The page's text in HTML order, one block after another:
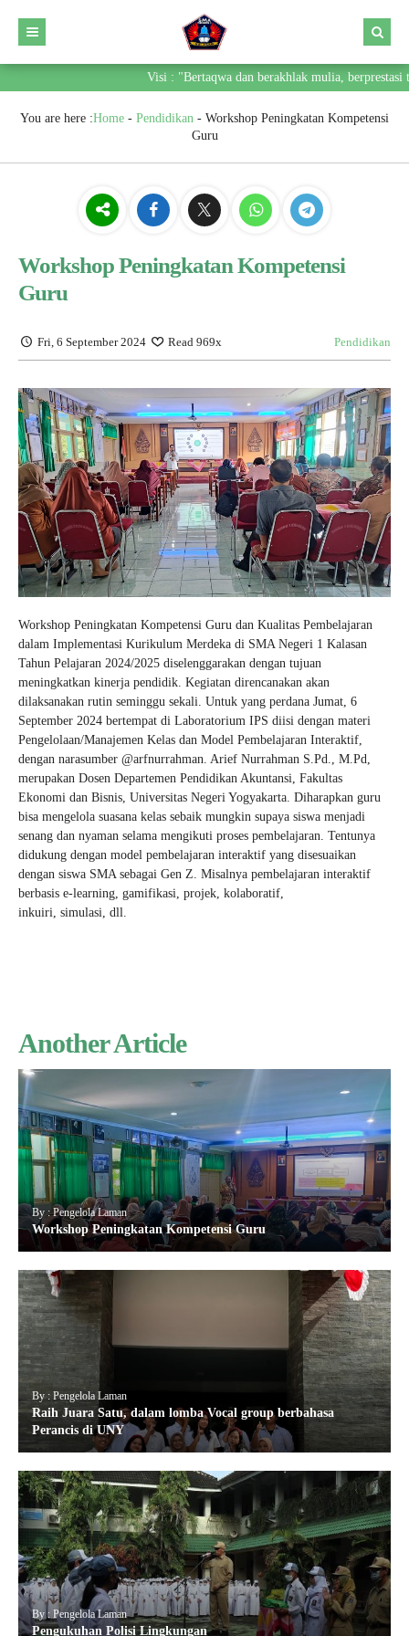
Visi : "Bertaqwa dan berakhlak mulia, berprestasi
You are here :Home - Pendidikan - Workshop Peningkatan Kompetensi
Guru
Workshop Peningkatan Kompetensi
Guru
Fri, 6 September 2024 Read 969x Pendidikan
Workshop Peningkatan Kompetensi Guru dan Kualitas Pembelajaran
dalam Implementasi Kurikulum Merdeka di SMA Negeri 1 Kalasan
Tahun Pelajaran 2024/2025 diselenggarakan dengan tujuan
meningkatkan kinerja pendidik. Kegiatan direncanakan akan
dilaksanakan rutin seminggu sekali. Untuk yang perdana Jumat, 6
September 2024 bertempat di Laboratorium IPS diisi dengan materi
Pengelolaan/Manajemen Kelas dan Model Pembelajaran Interaktif,
dengan narasumber @arfnurrahman. Arief Nurrahman S.Pd., M.Pd,
merupakan Dosen Departemen Pendidikan Akuntansi, Fakultas
Ekonomi dan Bisnis, Universitas Negeri Yogyakarta. Diharapkan guru
bisa mengelola suasana kelas sebaik mungkin supaya siswa menjadi
senang dan nyaman selama mengikuti proses pembelajaran. Tentunya
didukung dengan model pembelajaran interaktif yang disesuaikan
dengan siswa SMA sebagai Gen Z. Misalnya pembelajaran interaktif
berbasis e-learning, gamifikasi, projek, kolaboratif,
inkuiri, simulasi, dll.
Another Article
By : Pengelola Laman
Workshop Peningkatan Kompetensi Guru
By : Pengelola Laman
Raih Juara Satu, dalam lomba Vocal group berbahasa
Perancis di UNY
By : Pengelola Laman
Pengukuhan Polisi Lingkungan